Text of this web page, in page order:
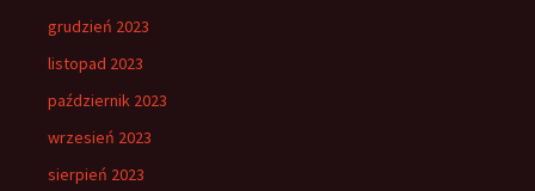
grudzień 2023
listopad 2023
październik 2023
wrzesień 2023
sierpień 2023